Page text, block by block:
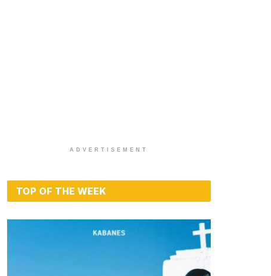
ADVERTISEMENT
TOP OF THE WEEK